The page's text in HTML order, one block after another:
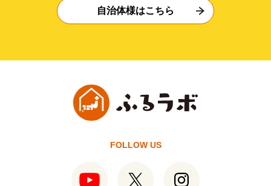
自治体様はこちら
FOLLOW US